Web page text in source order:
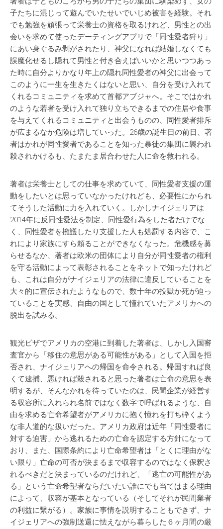
子たちに混じって遊んでいたせいでいじめ被害を経験。それ
でも勉強を頑張って栄養士の資格を取るけれど、男性との出
会いを求めて使ったデーティングアプリで「同性愛者狩り」
にあい身ぐるみ剥がされたり、神父になれば結婚しなくても
誤魔化せるし隠れて男性と付き合えばいいかと思いつつあっ
た時に自分よりかなり年上の隠れ同性愛者の神父に出会って
このように一生を生きたくはないと思い、自分を受け入れて
くれるコミュニティを求めて首都アブジャへ。そこではかれ
のような若者を受け入れて独り立ちできるまでの住居や食事
を与えてくれるコミュニティと出会うものの、同性愛者排斥
が広まるなか危険は増していった。26歳の誕生日の前日、著
者はかれが同性愛者であることを知った暴徒の集団に襲われ
殺されかけるも、たまたま居合わせた人に命を救われる。
著者は栄養士としての仕事を求めていて、同性愛者支援の運
動をしたいとは思っていなかったけれども、必要性にかられ
てそうした活動に力を入れていく。しかしナイジェリアは
2014年に反同性愛法を制定、同性愛行為をした者だけでな
く、同性愛者を擁護したり支援した人も処罰する内容で、こ
れにより家族にすら頼ることができなくなった。危機感を募
らせるなか、著者は欧米の団体により自分が同性愛者の権利
を守る活動によって表彰されることをネットで知ったけれど
も、これは自分がナイジェリアの法律に違反していることを
大々的に宣伝されたようなもので、数十年の投獄か死が迫っ
ていることを実感、自由の国として憧れていたアメリカへの
脱出を試みる。
観光ビザでアメリカの空港に到着した著者は、しかし入国審
査官から「移住の意思がある可能性がある」として入国を拒
否され、ナイジェリアへの帰国を命令される。帰国すれば良
くて逮捕、悪ければ殺されると思った著者は亡命の意思を表
明するが、そんなかれを待っていたのは、民間企業が経営す
る収容所に入れられ名前ではなく数字で呼ばれるような、自
由を求める亡命希望者がアメリカに抱く憧れを打ち砕くよう
な非人道的な扱いだった。アメリカ政府は近年「同性愛者に
対する迫害」から逃れるための亡命を認定する方針になって
おり、また、国際条約により亡命希望者は「とくに理由がな
い限り」亡命の可否が決まるまで収容するのではなく保釈さ
れるべきだと決まっているのだけれど、「逃亡の可能性があ
る」という亡命希望者ならだいたい誰にでも当てはまる理由
によって、収容が基本となっている（そしてそれが民間業者
の利益に繋がる）。家族に事情を説明することもできず、ナ
イジェリアへの強制送還に怯えながら暮らした６ヶ月間の厳